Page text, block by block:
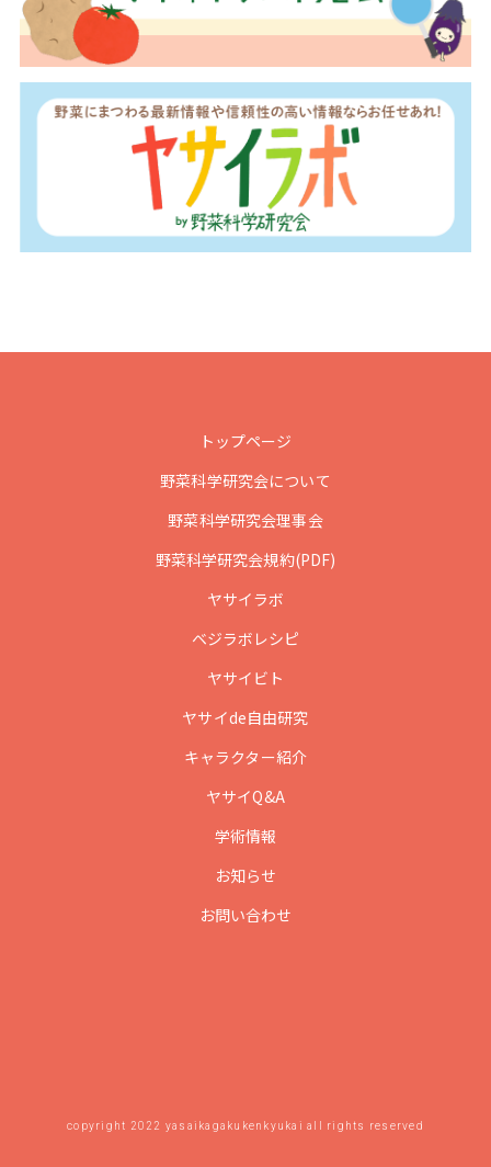
トップページ
野菜科学研究会について
野菜科学研究会理事会
野菜科学研究会規約(PDF)
ヤサイラボ
ベジラボレシピ
ヤサイビト
ヤサイde自由研究
キャラクター紹介
ヤサイQ&A
学術情報
お知らせ
お問い合わせ
copyright 2022 yasaikagakukenkyukai all rights reserved